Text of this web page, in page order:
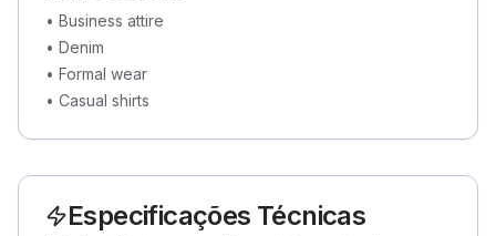
• Business attire
• Denim
• Formal wear
• Casual shirts
Especificações Técnicas